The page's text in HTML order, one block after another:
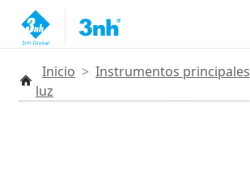
Inicio > Instrumentos principales
luz